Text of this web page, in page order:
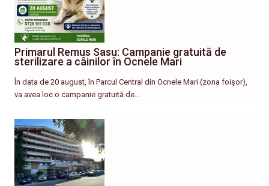
Primarul Remus Sasu: Campanie gratuită de
sterilizare a câinilor în Ocnele Mari
În data de 20 august, în Parcul Central din Ocnele Mari (zona foișor),
va avea loc o campanie gratuită de…